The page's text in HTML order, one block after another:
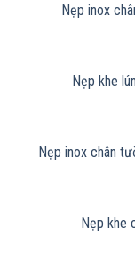
Nẹp inox
Nẹp khe
Nẹp inox chân
Nẹp khe